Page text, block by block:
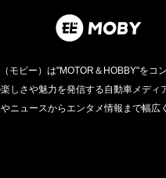
モビー）は"MOTOR＆HOBBY"をコ
しさや魅力を発信する自動車メディ
ニュースからエンタメ情報まで幅広